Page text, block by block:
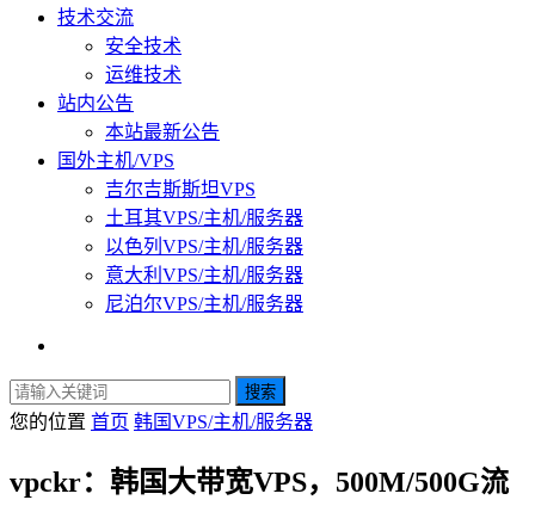
技术交流
安全技术
运维技术
站内公告
本站最新公告
国外主机/VPS
吉尔吉斯斯坦VPS
土耳其VPS/主机/服务器
以色列VPS/主机/服务器
意大利VPS/主机/服务器
尼泊尔VPS/主机/服务器
搜索
您的位置 首页 韩国VPS/主机/服务器
vpckr：韩国大带宽VPS，500M/500G流